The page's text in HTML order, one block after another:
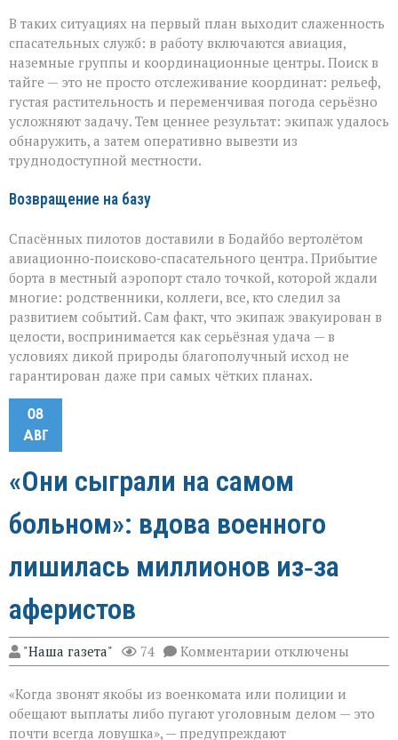
В таких ситуациях на первый план выходит слаженность
спасательных служб: в работу включаются авиация,
наземные группы и координационные центры. Поиск в
тайге — это не просто отслеживание координат: рельеф,
густая растительность и переменчивая погода серьёзно
усложняют задачу. Тем ценнее результат: экипаж удалось
обнаружить, а затем оперативно вывезти из
труднодоступной местности.
Возвращение на базу
Спасённых пилотов доставили в Бодайбо вертолётом
авиационно‑поисково‑спасательного центра. Прибытие
борта в местный аэропорт стало точкой, которой ждали
многие: родственники, коллеги, все, кто следил за
развитием событий. Сам факт, что экипаж эвакуирован в
целости, воспринимается как серьёзная удача — в
условиях дикой природы благополучный исход не
гарантирован даже при самых чётких планах.
08
АВГ
«Они сыграли на самом
больном»: вдова военного
лишилась миллионов из‑за
аферистов
"Наша газета" 74 Комментарии к
записи
сыграли
на
самом
отключены
«Когда звонят якобы из военкомата или полиции и
обещают выплаты либо пугают уголовным делом — это
почти всегда ловушка», — предупреждают